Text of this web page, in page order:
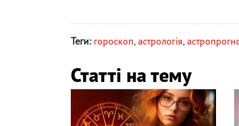
Теги: гороскоп, астрологія,
Статті на тему